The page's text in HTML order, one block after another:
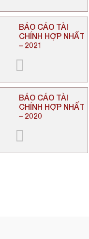
BÁO CÁO TÀI
CHÍNH HỢP NHẤT
– 2021
BÁO CÁO TÀI
CHÍNH HỢP NHẤT
– 2020